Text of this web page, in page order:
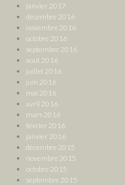
janvier 2017
décembre 2016
novembre 2016
octobre 2016
septembre 2016
août 2016
juillet 2016
juin 2016
mai 2016
avril 2016
mars 2016
février 2016
janvier 2016
décembre 2015
novembre 2015
octobre 2015
septembre 2015